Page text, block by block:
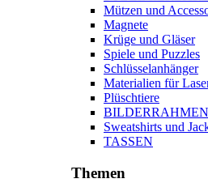
Mützen und
Magnete
Krüge und Gläser
Spiele und Puzzles
Schlüsselanhänger
Materialien für
Plüschtiere
BILDERRAHMEN
Sweatshirts und
TASSEN
Themen